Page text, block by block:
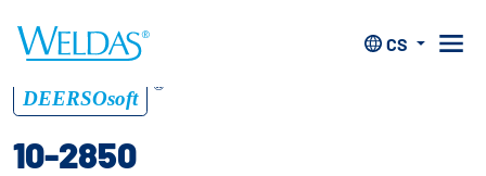
CS
2850
DEERSOsoft
®
10-2850